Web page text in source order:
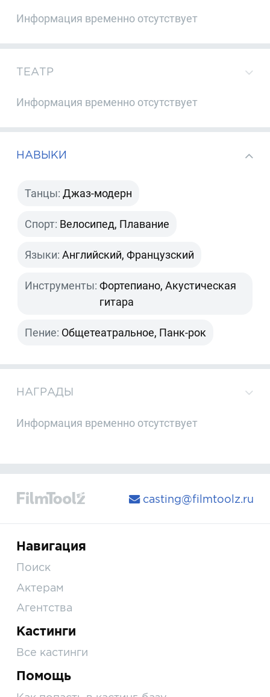
Информация временно отсутствует
ТЕАТР
Информация временно отсутствует
НАВЫКИ
Танцы: Джаз-модерн
Спорт: Велосипед, Плавание
Языки: Английский, Французский
Инструменты: Фортепиано, Акустическая
гитара
Пение: Общетеатральное, Панк-рок
НАГРАДЫ
Информация временно отсутствует
casting@filmtoolz.ru
Навигация
Поиск
Актерам
Агентства
Кастинги
Все кастинги
Помощь